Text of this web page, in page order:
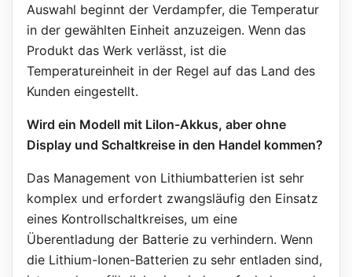
Auswahl beginnt der Verdampfer, die Temperatur
in der gewählten Einheit anzuzeigen. Wenn das
Produkt das Werk verlässt, ist die
Temperatureinheit in der Regel auf das Land des
Kunden eingestellt.
Wird ein Modell mit LiIon-Akkus, aber ohne
Display und Schaltkreise in den Handel kommen?
Das Management von Lithiumbatterien ist sehr
komplex und erfordert zwangsläufig den Einsatz
eines Kontrollschaltkreises, um eine
Überentladung der Batterie zu verhindern. Wenn
die Lithium-Ionen-Batterien zu sehr entladen sind,